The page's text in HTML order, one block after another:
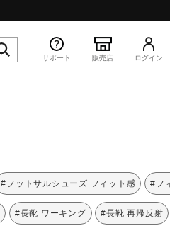
サポート 販売店 ログイン
#フットサルシューズ フィット感 #フ
#長靴 ワーキング #長靴 再帰反射